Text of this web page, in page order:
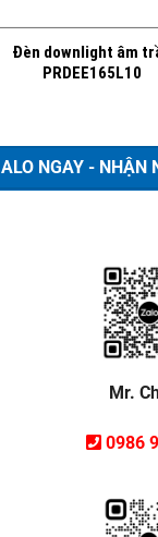
Đèn downlight âm
PRDEE165L10
ALO NGAY - NHẬN
Mr.
0986